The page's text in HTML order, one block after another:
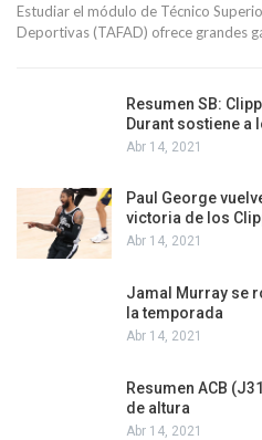
Estudiar el módulo de Técnico
Deportivas (TAFAD) ofrece grandes
Resumen SB:
Durant sostiene a
Abr 14, 2021
Paul George
victoria de los
Abr 14, 2021
Jamal Murray se
la temporada
Abr 14, 2021
Resumen ACB
de altura
Abr 14, 2021